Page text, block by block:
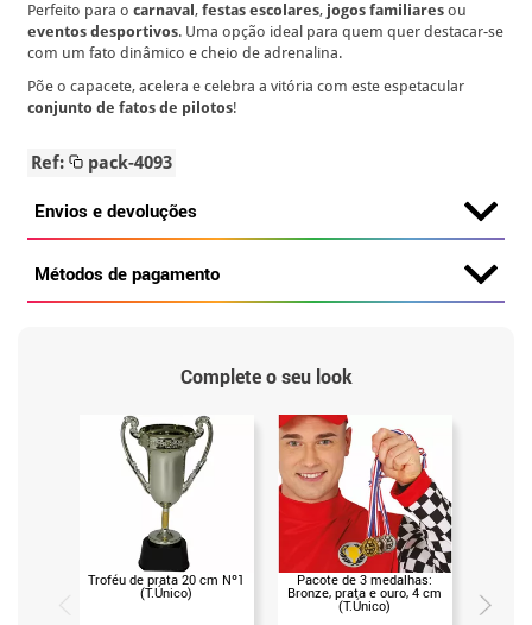
Perfeito para ocarnaval,festas escolares, jogos familiares ou
eventos desportivos. Uma opção ideal para quem quer destacar-se
com um fato dinâmico e cheio de adrenalina.
Põe o capacete, acelera e celebra a vitória com este espetacular
conjunto de fatos de pilotos!
Ref: pack-4093
Envios e devoluções
Métodos de pagamento
Complete o seu look
Troféu de prata 20 cm Nº1
(T.Único)
Pacote de 3 medalhas:
Bronze, prata e ouro, 4 cm
(T.Único)